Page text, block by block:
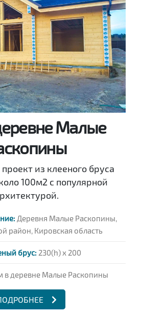
Малые
из клееного бруса
100м2 с популярной
Деревня Малые Раскопины,
район, Кировская область
брус: 230(h) x 200
в деревне Малые Раскопины